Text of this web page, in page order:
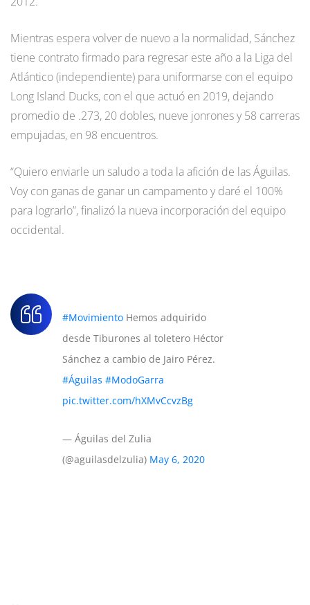
Mientras espera volver de nuevo a la normalidad, Sánchez
tiene contrato firmado para regresar este año a la Liga del
Atlántico (independiente) para uniformarse con el equipo
Long Island Ducks, con el que actuó en 2019, dejando
promedio de .273, 20 dobles, nueve jonrones y 58 carreras
empujadas, en 98 encuentros.
“Quiero enviarle un saludo a toda la afición de las Águilas.
Voy con ganas de ganar un campamento y daré el 100%
para lograrlo”, finalizó la nueva incorporación del equipo
occidental.
#Movimiento Hemos adquirido
desde Tiburones al toletero Héctor
Sánchez a cambio de Jairo Pérez.
#Águilas #ModoGarra
pic.twitter.com/hXMvCcvzBg
— Águilas del Zulia
(@aguilasdelzulia) May 6, 2020